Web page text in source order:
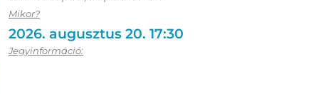
Mikor?
2026. augusztus 20. 17:30
Jegyinformáció: